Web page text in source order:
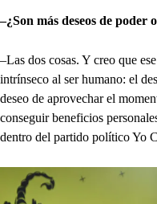
–¿Son más deseos de poder
–Las dos cosas. Y creo que
intrínseco al ser humano: el
deseo de aprovechar el
conseguir beneficios
dentro del partido político Yo